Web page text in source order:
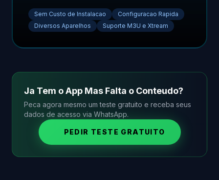
Sem Custo de Instalacao
Configuracao Rapida
Diversos Aparelhos
Suporte M3U e Xtream
Ja Tem o App Mas Falta o Conteudo?
Peca agora mesmo um teste gratuito e receba seus
dados de acesso via WhatsApp.
PEDIR TESTE GRATUITO